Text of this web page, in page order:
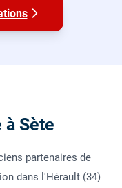
à Sète
partenaires de
dans l'Hérault (34)